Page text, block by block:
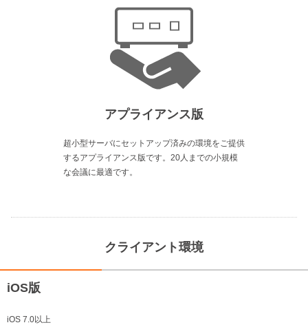
アプライアンス版
超小型サーバにセットアップ済みの環境をご提供
するアプライアンス版です。20人までの小規模
な会議に最適です。
クライアント環境
iOS版
iOS 7.0以上